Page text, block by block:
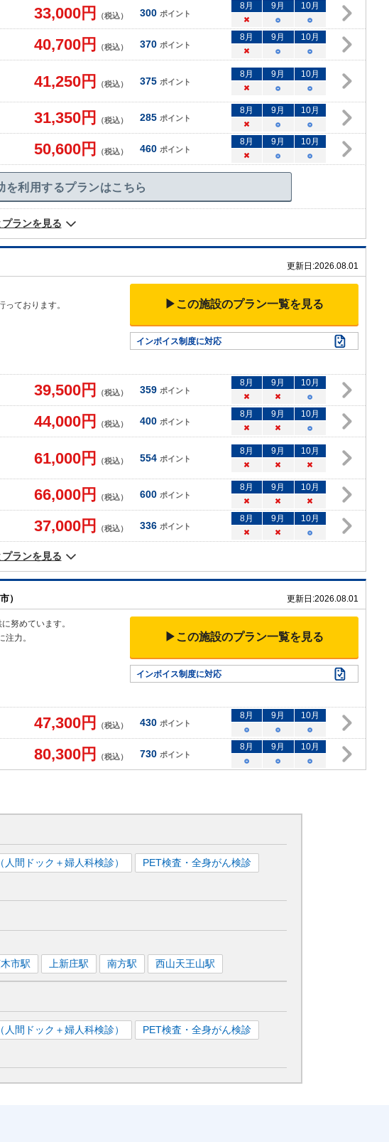
33,000円 （税込） 300 ポイント
8月 9月 10月
×
○ ○
40,700円 （税込） 370 ポイント
8月 9月 10月
×
○ ○
41,250円 （税込） 375 ポイント
8月 9月 10月
×
○ ○
31,350円 （税込） 285 ポイント
8月 9月 10月
×
○ ○
50,600円 （税込） 460 ポイント
8月 9月 10月
×
○ ○
を利用するプランはこちら
プランを見る
更新日:2026.08.01
ております。
▶この施設のプラン一覧を見る
インボイス制度に対応
39,500円 （税込） 359 ポイント
8月 9月 10月
×
× ○
44,000円 （税込） 400 ポイント
8月 9月 10月
×
× ○
61,000円 （税込） 554 ポイント
8月 9月 10月
×
× ×
66,000円 （税込） 600 ポイント
8月 9月 10月
×
× ×
37,000円 （税込） 336 ポイント
8月 9月 10月
×
× ○
プランを見る
） 更新日:2026.08.01
努めています。
力。
▶この施設のプラン一覧を見る
インボイス制度に対応
47,300円 （税込） 430 ポイント
8月 9月 10月
○
○ ○
80,300円 （税込） 730 ポイント
8月 9月 10月
○
○ ○
間ドック＋婦人科検診）
PET検査・全身がん検診
市駅 上新庄駅 南方駅 西山天王山駅
間ドック＋婦人科検診）
PET検査・全身がん検診